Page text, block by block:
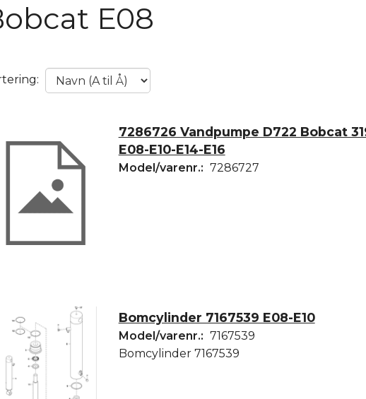
E08
7286726 Vandpumpe D722 Bobcat
E08-E10-E14-E16
Model/varenr.: 7286727
Bomcylinder 7167539 E08-E10
Model/varenr.: 7167539
Bomcylinder 7167539